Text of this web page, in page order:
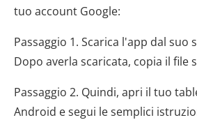
tuo account Google:
Passaggio 1. Scarica l'app dal suo
Dopo averla scaricata, copia il file
Passaggio 2. Quindi, apri il tuo
Android e segui le semplici